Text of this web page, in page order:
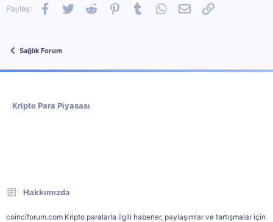
Paylaş: Facebook
TwitterReddit PinterestTumblrWhatsApp
E-postaLink
Sağlık Forum
Kripto Para Piyasası
Hakkımızda
coinciforum.com Kripto paralarla ilgili haberler, paylaşımlar ve tartışmalar için